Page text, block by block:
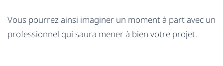
Vous pourrez ainsi imaginer un moment à part avec un
professionnel qui saura mener à bien votre projet.